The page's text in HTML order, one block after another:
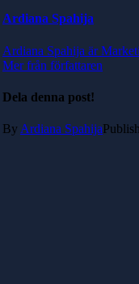
Ardiana Spahija
Ardiana Spahija är
Mer från författaren
Dela denna post!
By Ardiana Spahija